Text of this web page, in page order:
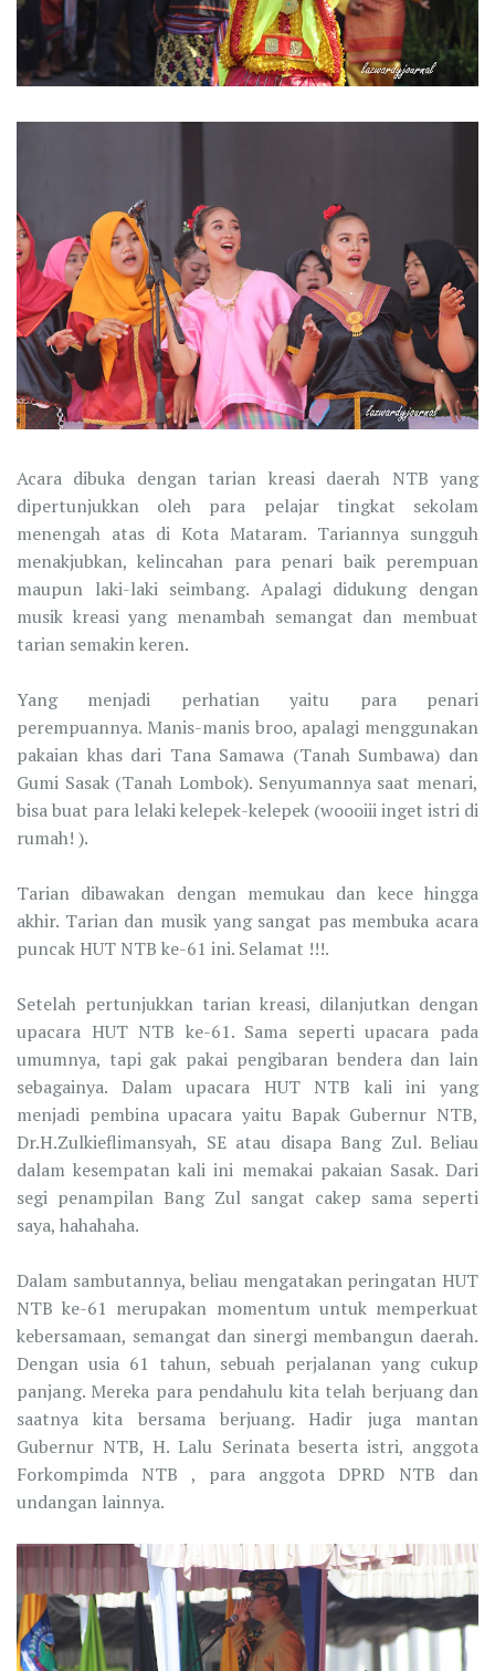
Acara dibuka dengan tarian kreasi daerah NTB yang
dipertunjukkan oleh para pelajar tingkat sekolam
menengah atas di Kota Mataram. Tariannya sungguh
menakjubkan, kelincahan para penari baik perempuan
maupun laki-laki seimbang. Apalagi didukung dengan
musik kreasi yang menambah semangat dan membuat
tarian semakin keren.
Yang menjadi perhatian yaitu para penari
perempuannya. Manis-manis broo, apalagi menggunakan
pakaian khas dari Tana Samawa (Tanah Sumbawa) dan
Gumi Sasak (Tanah Lombok). Senyumannya saat menari,
bisa buat para lelaki kelepek-kelepek (woooiii inget istri di
rumah! ).
Tarian dibawakan dengan memukau dan kece hingga
akhir. Tarian dan musik yang sangat pas membuka acara
puncak HUT NTB ke-61 ini. Selamat !!!.
Setelah pertunjukkan tarian kreasi, dilanjutkan dengan
upacara HUT NTB ke-61. Sama seperti upacara pada
umumnya, tapi gak pakai pengibaran bendera dan lain
sebagainya. Dalam upacara HUT NTB kali ini yang
menjadi pembina upacara yaitu Bapak Gubernur NTB,
Dr.H.Zulkieflimansyah, SE atau disapa Bang Zul. Beliau
dalam kesempatan kali ini memakai pakaian Sasak. Dari
segi penampilan Bang Zul sangat cakep sama seperti
saya, hahahaha.
Dalam sambutannya, beliau mengatakan peringatan HUT
NTB ke-61 merupakan momentum untuk memperkuat
kebersamaan, semangat dan sinergi membangun daerah.
Dengan usia 61 tahun, sebuah perjalanan yang cukup
panjang. Mereka para pendahulu kita telah berjuang dan
saatnya kita bersama berjuang. Hadir juga mantan
Gubernur NTB, H. Lalu Serinata beserta istri, anggota
Forkompimda NTB , para anggota DPRD NTB dan
undangan lainnya.